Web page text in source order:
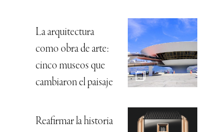
La arquitectura
como obra de arte:
cinco museos que
cambiaron el paisaje
Reafirmar la historia